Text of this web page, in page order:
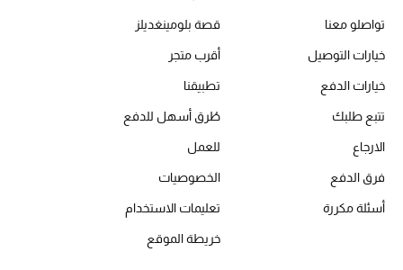
الحقائب
الموسم الجديد
الحقائب النسائية
دليل ملتزمات الحقائب
تواصلو معنا
خيارات التوصيل
خيارات الدفع
تتبع طلبك
الارجاع
فرق الدفع
أسئلة مكررة
قصة بلومينغديلز
أقرب متجر
تطبيقنا
طُرق أسهل للدفع
للعمل
الخصوصيات
تعليمات الاستخدام
خريطة الموقع